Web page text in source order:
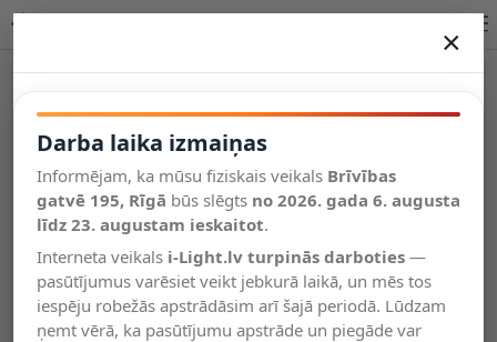
Salīdzināt
Vēlmju
saraksts
Valodas
×
Darba laika izmaiņas
Informējam, ka mūsu fiziskais veikals Brīvības
gatvē 195, Rīgā būs slēgts no 2026. gada 6. augusta
līdz 23. augustam ieskaitot.
Interneta veikals i-Light.lv turpinās darboties —
pasūtījumus varēsiet veikt jebkurā laikā, un mēs tos
iespēju robežās apstrādāsim arī šajā periodā. Lūdzam
ņemt vērā, ka pasūtījumu apstrāde un piegāde var